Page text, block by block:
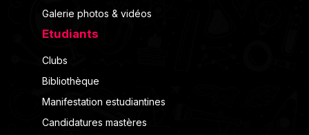
Galerie photos & vidéos
Etudiants
Clubs
Bibliothèque
Manifestation estudiantines
Candidatures mastères